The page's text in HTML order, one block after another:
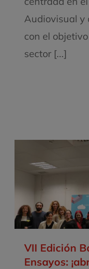
Audiovisual y
con el
sector [...]
VII Edición
Ensayos: